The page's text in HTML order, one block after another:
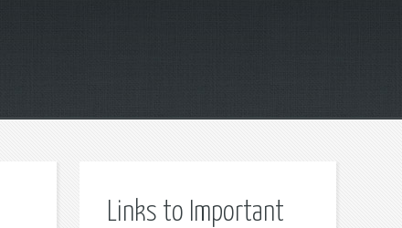
Links to Important